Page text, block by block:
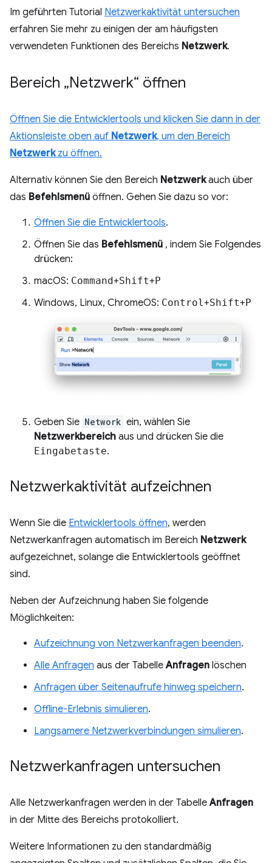
Im geführten Tutorial Netzwerkaktivität untersuchen
erfahren Sie mehr zu einigen der am häufigsten
verwendeten Funktionen des Bereichs Netzwerk.
Bereich „Netzwerk“ öffnen
Öffnen Sie die Entwicklertools und klicken Sie dann in der
Aktionsleiste oben auf Netzwerk, um den Bereich
Netzwerkzu öffnen.
Alternativ können Sie den Bereich Netzwerkauch über
das Befehlsmenü öffnen. Gehen Sie dazu so vor:
Öffnen Sie die Entwicklertools.
Öffnen Sie das Befehlsmenü , indem Sie Folgendes
drücken:
macOS: Command+Shift+P
Windows, Linux, ChromeOS: Control+Shift+P
Geben Sie Network ein, wählen Sie
Netzwerkbereich aus und drücken Sie die
Eingabetaste.
Netzwerkaktivität aufzeichnen
Wenn Sie die Entwicklertools öffnen, werden
Netzwerkanfragen automatisch im Bereich Netzwerk
aufgezeichnet, solange die Entwicklertools geöffnet
sind.
Neben der Aufzeichnung haben Sie folgende
Möglichkeiten:
Aufzeichnung von Netzwerkanfragen beenden.
Alle Anfragen aus der TabelleAnfragen löschen
Anfragen über Seitenaufrufe hinweg speichern.
Offline-Erlebnis simulieren.
Langsamere Netzwerkverbindungen simulieren.
Netzwerkanfragen untersuchen
Alle Netzwerkanfragen werden in der TabelleAnfragen
in der Mitte des Bereichs protokolliert.
Weitere Informationen zu den standardmäßig